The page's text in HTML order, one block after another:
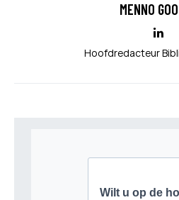
MENNO
Hoofdredacteur